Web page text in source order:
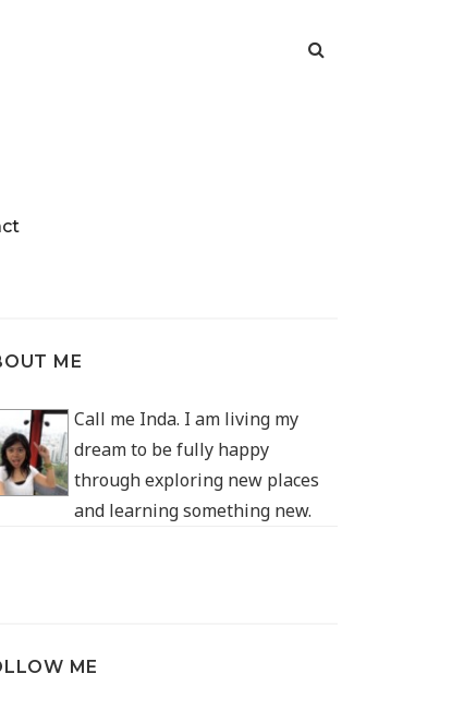
ME
Call me Inda. I am living my
dream to be fully happy
through exploring new places
and learning something new.
ME